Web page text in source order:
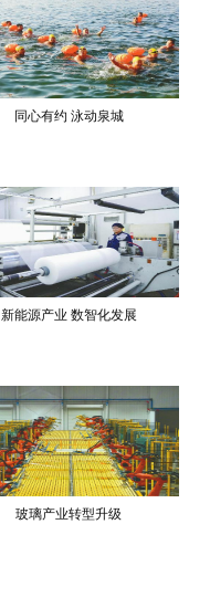
同心有约 泳动泉城
新能源产业 数智化发展
玻璃产业转型升级